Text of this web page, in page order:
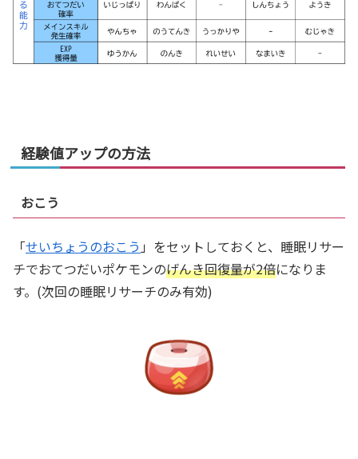
経験値アップの方法
おこう
「せいちょうのおこう 」をセットしておくと、睡眠リサー
チでおてつだいポケモンのげんき回復量が2倍になりま
す。(次回の睡眠リサーチのみ有効)